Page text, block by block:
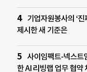
기업자원봉사의 ‘
제시한 새 기준은
사이임팩트-넥스트
한 AI 리빙랩 업무 협약